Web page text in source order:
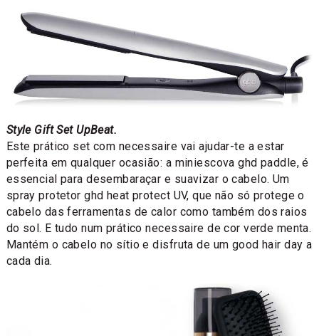
Style Gift Set UpBeat.
Este prático set com necessaire vai ajudar-te a estar
perfeita em qualquer ocasião: a miniescova ghd paddle, é
essencial para desembaraçar e suavizar o cabelo. Um
spray protetor ghd heat protect UV, que não só protege o
cabelo das ferramentas de calor como também dos raios
do sol. E tudo num prático necessaire de cor verde menta.
Mantém o cabelo no sítio e disfruta de um good hair day a
cada dia.